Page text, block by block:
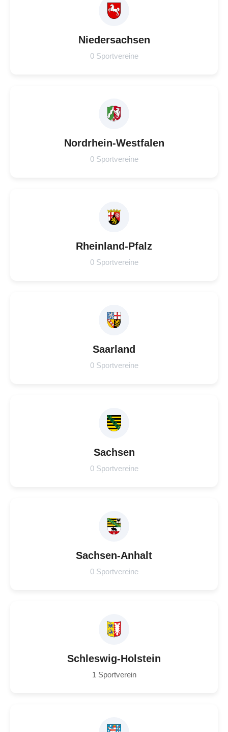
Niedersachsen
0 Sportvereine
Nordrhein-Westfalen
0 Sportvereine
Rheinland-Pfalz
0 Sportvereine
Saarland
0 Sportvereine
Sachsen
0 Sportvereine
Sachsen-Anhalt
0 Sportvereine
Schleswig-Holstein
1 Sportverein